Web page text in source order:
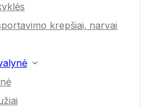
krepšiai, narvai